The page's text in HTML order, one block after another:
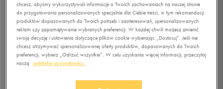
1/4
chcesz, abyśmy wykorzystywali informacje o Twoich zachowaniach na naszej stronie
do przygotowania personalizowanych specjalnie dla Ciebie treści, w tym rekomendacji
produktów dopasowanych do Twoich potrzeb i zainteresowań, spersonalizowanych
reklam czy zapamiętywanie wybranych preferencji. W każdej chwili możesz zmienić
swoją decyzję i ustawienia dotyczące plików cookie wybierając „Dostosuj”. Jeśli nie
chcesz otrzymywać spersonalizowanej oferty produktów, dopasowanych do Twoich
preferencji, wybierz „Odrzuć wszystkie”. W celu uzyskania więcej informacji, przeczytaj
naszą
politykę prywatności.